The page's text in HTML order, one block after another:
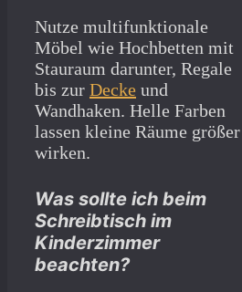
Nutze multifunktionale
Möbel wie Hochbetten mit
Stauraum darunter, Regale
bis zur Decke und
Wandhaken. Helle Farben
lassen kleine Räume größer
wirken.
Was sollte ich beim
Schreibtisch im
Kinderzimmer
beachten?